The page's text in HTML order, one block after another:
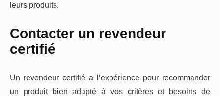
leurs produits.
Contacter un revendeur
certifié
Un revendeur certifié a l’expérience pour recommander
un produit bien adapté à vos critères et besoins de